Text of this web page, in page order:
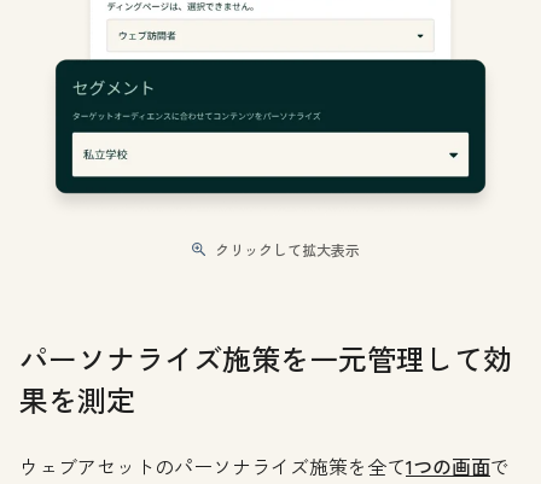
クリックして拡大表示
パーソナライズ施策を一元管理して効
果を測定
ウェブアセットのパーソナライズ施策を全て1つの画面で